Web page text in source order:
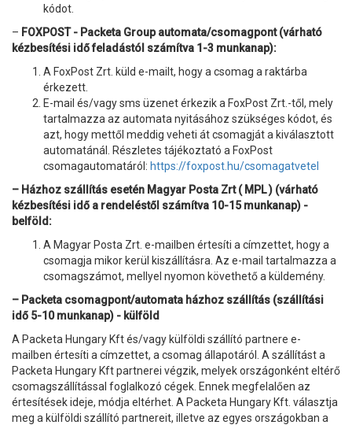
kódot.
– FOXPOST - Packeta Group automata/csomagpont (várható
kézbesítési idő feladástól számítva 1-3 munkanap):
A FoxPost Zrt. küld e-mailt, hogy a csomag a raktárba
érkezett.
E-mail és/vagy sms üzenet érkezik a FoxPost Zrt.-től, mely
tartalmazza az automata nyitásához szükséges kódot, és
azt, hogy mettől meddig veheti át csomagját a kiválasztott
automatánál. Részletes tájékoztató a FoxPost
csomagautomatáról: https://foxpost.hu/csomagatvetel
– Házhoz szállítás esetén Magyar Posta Zrt ( MPL ) (várható
kézbesítési idő a rendeléstől számítva 10-15 munkanap) -
belföld:
A Magyar Posta Zrt. e-mailben értesíti a címzettet, hogy a
csomagja mikor kerül kiszállításra. Az e-mail tartalmazza a
csomagszámot, mellyel nyomon követhető a küldemény.
– Packeta csomagpont/automata házhoz szállítás (szállítási
idő 5-10 munkanap) - külföld
A Packeta Hungary Kft és/vagy külföldi szállító partnere e-
mailben értesíti a címzettet, a csomag állapotáról. A szállítást a
Packeta Hungary Kft partnerei végzik, melyek országonként eltérő
csomagszállítással foglalkozó cégek. Ennek megfelalően az
értesítések ideje, módja eltérhet. A Packeta Hungary Kft. választja
meg a külföldi szállító partnereit, illetve az egyes országokban a